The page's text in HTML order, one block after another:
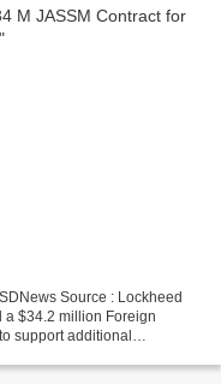
Source : Lockheed
a $34.2 million Foreign
support additional